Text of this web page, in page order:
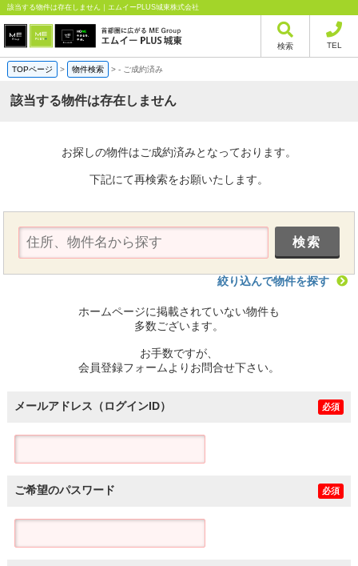
該当する物件は存在しません｜エムイーPLUS城東株式会社
検索 TEL
TOPページ > 物件検索 >- ご成約済み
該当する物件は存在しません
お探しの物件はご成約済みとなっております。
下記にて再検索をお願いたします。
絞り込んで物件を探す
ホームページに掲載されていない物件も
多数ございます。
お手数ですが、
会員登録フォームよりお問合せ下さい。
メールアドレス（ログインID） 必須
ご希望のパスワード 必須